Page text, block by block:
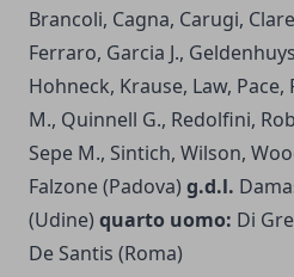
Brancoli, Cagna, Carugi,
Ferraro, Garcia J.,
Hohneck, Krause, Law,
M., Quinnell G., Redolfini,
Sepe M., Sintich, Wilson,
Falzone (Padova) g.d.l.
(Udine) quarto uomo: Di
De Santis (Roma)